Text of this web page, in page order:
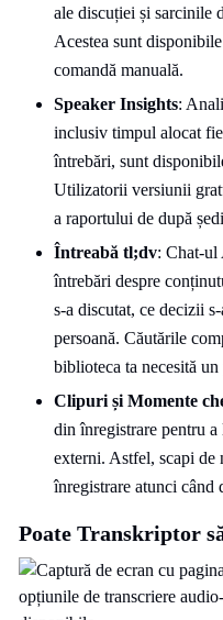
ale discuției și sarcinile
Acestea sunt
comandă manuală.
Speaker Insights:
inclusiv timpul alocat
întrebări, sunt
Utilizatorii versiunii
a raportului de după
Întreabă tl;dv: Chat-ul
întrebări despre
s-a discutat, ce decizii
persoană. Căutările
biblioteca ta necesită
Clipuri și Momente
din înregistrare pentru a
externi. Astfel, scapi de
înregistrare atunci când
Poate Transkriptor